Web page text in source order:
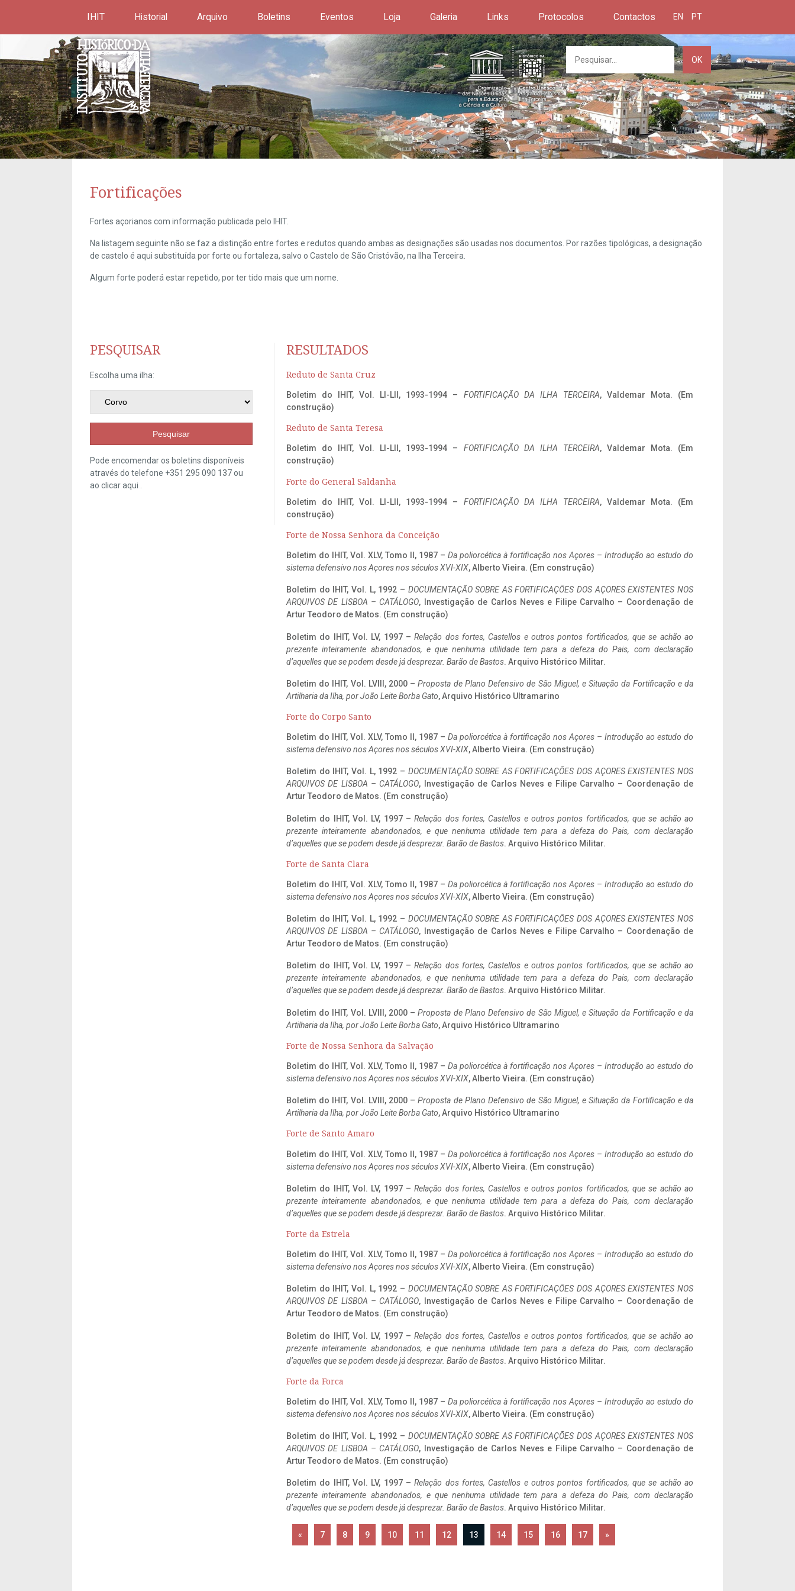
IHIT Historial Arquivo Boletins Eventos Loja Galeria Links Protocolos Contactos EN PT
OK
Fortificações
Fortes açorianos com informação publicada pelo IHIT.
Na listagem seguinte não se faz a distinção entre fortes e redutos quando ambas as designações são usadas nos documentos. Por razões tipológicas, a designação
de castelo é aqui substituída por forte ou fortaleza, salvo o Castelo de São Cristóvão, na Ilha Terceira.
Algum forte poderá estar repetido, por ter tido mais que um nome.
PESQUISAR
Escolha uma ilha:
Pesquisar
Pode encomendar os boletins disponíveis
através do telefone +351 295 090 137 ou
ao clicaraqui
RESULTADOS
Reduto de Santa Cruz
Boletim do IHIT, Vol. LI-LII, 1993-1994 – FORTIFICAÇÃO DA ILHA TERCEIRA, Valdemar Mota. (Em
construção)
Reduto de Santa Teresa
Boletim do IHIT, Vol. LI-LII, 1993-1994 – FORTIFICAÇÃO DA ILHA TERCEIRA, Valdemar Mota. (Em
construção)
Forte do General Saldanha
Boletim do IHIT, Vol. LI-LII, 1993-1994 – FORTIFICAÇÃO DA ILHA TERCEIRA, Valdemar Mota. (Em
construção)
Forte de Nossa Senhora da Conceição
Boletim do IHIT, Vol. XLV, Tomo II, 1987 – Da poliorcética à fortificação nos Açores – Introdução ao estudo do
sistema defensivo nos Açores nos séculos XVI-XIX, Alberto Vieira. (Em construção)
Boletim do IHIT, Vol. L, 1992 – DOCUMENTAÇÃO SOBRE AS FORTIFICAÇÕES DOS AÇORES EXISTENTES NOS
ARQUIVOS DE LISBOA – CATÁLOGO, Investigação de Carlos Neves e Filipe Carvalho – Coordenação de
Artur Teodoro de Matos. (Em construção)
Boletim do IHIT, Vol. LV, 1997 –Relação dos fortes, Castellos e outros pontos fortificados, que se achão ao
prezente inteiramente abandonados, e que nenhuma utilidade tem para a defeza do Pais, com declaração
d’aquelles que se podem desde já desprezar. Barão de Bastos. Arquivo Histórico Militar.
Boletim do IHIT, Vol. LVIII, 2000 –Proposta de Plano Defensivo de São Miguel, e Situação da Fortificação e da
Artilharia da Ilha, por João Leite Borba Gato, Arquivo Histórico Ultramarino
Forte do Corpo Santo
Boletim do IHIT, Vol. XLV, Tomo II, 1987 – Da poliorcética à fortificação nos Açores – Introdução ao estudo do
sistema defensivo nos Açores nos séculos XVI-XIX, Alberto Vieira. (Em construção)
Boletim do IHIT, Vol. L, 1992 – DOCUMENTAÇÃO SOBRE AS FORTIFICAÇÕES DOS AÇORES EXISTENTES NOS
ARQUIVOS DE LISBOA – CATÁLOGO, Investigação de Carlos Neves e Filipe Carvalho – Coordenação de
Artur Teodoro de Matos. (Em construção)
Boletim do IHIT, Vol. LV, 1997 –Relação dos fortes, Castellos e outros pontos fortificados, que se achão ao
prezente inteiramente abandonados, e que nenhuma utilidade tem para a defeza do Pais, com declaração
d’aquelles que se podem desde já desprezar. Barão de Bastos. Arquivo Histórico Militar.
Forte de Santa Clara
Boletim do IHIT, Vol. XLV, Tomo II, 1987 – Da poliorcética à fortificação nos Açores – Introdução ao estudo do
sistema defensivo nos Açores nos séculos XVI-XIX, Alberto Vieira. (Em construção)
Boletim do IHIT, Vol. L, 1992 – DOCUMENTAÇÃO SOBRE AS FORTIFICAÇÕES DOS AÇORES EXISTENTES NOS
ARQUIVOS DE LISBOA – CATÁLOGO, Investigação de Carlos Neves e Filipe Carvalho – Coordenação de
Artur Teodoro de Matos. (Em construção)
Boletim do IHIT, Vol. LV, 1997 –Relação dos fortes, Castellos e outros pontos fortificados, que se achão ao
prezente inteiramente abandonados, e que nenhuma utilidade tem para a defeza do Pais, com declaração
d’aquelles que se podem desde já desprezar. Barão de Bastos. Arquivo Histórico Militar.
Boletim do IHIT, Vol. LVIII, 2000 –Proposta de Plano Defensivo de São Miguel, e Situação da Fortificação e da
Artilharia da Ilha, por João Leite Borba Gato, Arquivo Histórico Ultramarino
Forte de Nossa Senhora da Salvação
Boletim do IHIT, Vol. XLV, Tomo II, 1987 – Da poliorcética à fortificação nos Açores – Introdução ao estudo do
sistema defensivo nos Açores nos séculos XVI-XIX, Alberto Vieira. (Em construção)
Boletim do IHIT, Vol. LVIII, 2000 –Proposta de Plano Defensivo de São Miguel, e Situação da Fortificação e da
Artilharia da Ilha, por João Leite Borba Gato, Arquivo Histórico Ultramarino
Forte de Santo Amaro
Boletim do IHIT, Vol. XLV, Tomo II, 1987 – Da poliorcética à fortificação nos Açores – Introdução ao estudo do
sistema defensivo nos Açores nos séculos XVI-XIX, Alberto Vieira. (Em construção)
Boletim do IHIT, Vol. LV, 1997 –Relação dos fortes, Castellos e outros pontos fortificados, que se achão ao
prezente inteiramente abandonados, e que nenhuma utilidade tem para a defeza do Pais, com declaração
d’aquelles que se podem desde já desprezar. Barão de Bastos. Arquivo Histórico Militar.
Forte da Estrela
Boletim do IHIT, Vol. XLV, Tomo II, 1987 – Da poliorcética à fortificação nos Açores – Introdução ao estudo do
sistema defensivo nos Açores nos séculos XVI-XIX, Alberto Vieira. (Em construção)
Boletim do IHIT, Vol. L, 1992 – DOCUMENTAÇÃO SOBRE AS FORTIFICAÇÕES DOS AÇORES EXISTENTES NOS
ARQUIVOS DE LISBOA – CATÁLOGO, Investigação de Carlos Neves e Filipe Carvalho – Coordenação de
Artur Teodoro de Matos. (Em construção)
Boletim do IHIT, Vol. LV, 1997 –Relação dos fortes, Castellos e outros pontos fortificados, que se achão ao
prezente inteiramente abandonados, e que nenhuma utilidade tem para a defeza do Pais, com declaração
d’aquelles que se podem desde já desprezar. Barão de Bastos. Arquivo Histórico Militar.
Forte da Forca
Boletim do IHIT, Vol. XLV, Tomo II, 1987 – Da poliorcética à fortificação nos Açores – Introdução ao estudo do
sistema defensivo nos Açores nos séculos XVI-XIX, Alberto Vieira. (Em construção)
Boletim do IHIT, Vol. L, 1992 – DOCUMENTAÇÃO SOBRE AS FORTIFICAÇÕES DOS AÇORES EXISTENTES NOS
ARQUIVOS DE LISBOA – CATÁLOGO, Investigação de Carlos Neves e Filipe Carvalho – Coordenação de
Artur Teodoro de Matos. (Em construção)
Boletim do IHIT, Vol. LV, 1997 –Relação dos fortes, Castellos e outros pontos fortificados, que se achão ao
prezente inteiramente abandonados, e que nenhuma utilidade tem para a defeza do Pais, com declaração
d’aquelles que se podem desde já desprezar. Barão de Bastos. Arquivo Histórico Militar.
« 7 8 9 10 11 12 13 14 15 16 17 »